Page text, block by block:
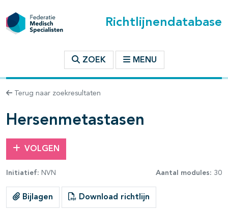
Richtlijnendatabase
ZOEK MENU
Terug naar zoekresultaten
Hersenmetastasen
VOLGEN
Initiatief: NVN Aantal modules: 30
Bijlagen Download richtlijn
binnen deze richtlijn
open- en dichtklappen